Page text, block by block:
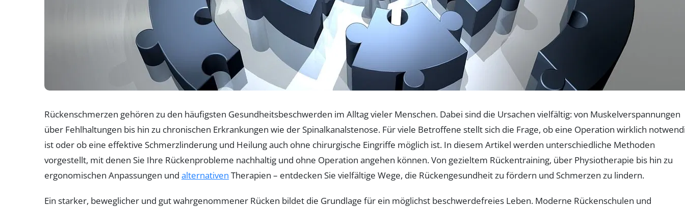
Rückenschmerzen gehören zu den häufigsten Gesundheitsbeschwerden im Alltag vieler Menschen. Dabei sind die Ursachen vielfältig: von Muskelverspannungen
über Fehlhaltungen bis hin zu chronischen Erkrankungen wie der Spinalkanalstenose. Für viele Betroffene stellt sich die Frage, ob eine Operation wirklich
ist oder ob eine effektive Schmerzlinderung und Heilung auch ohne chirurgische Eingriffe möglich ist. In diesem Artikel werden unterschiedliche Methoden
vorgestellt, mit denen Sie Ihre Rückenprobleme nachhaltig und ohne Operation angehen können. Von gezieltem Rückentraining, über Physiotherapie bis hin zu
ergonomischen Anpassungen und alternativen Therapien – entdecken Sie vielfältige Wege, die Rückengesundheit zu fördern und Schmerzen zu lindern.
Ein starker, beweglicher und gut wahrgenommener Rücken bildet die Grundlage für ein möglichst beschwerdefreies Leben. Moderne Rückenschulen und